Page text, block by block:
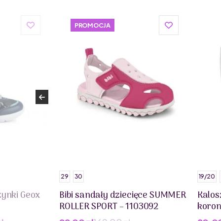
Geox
PROMOCJA
29 30
Bibi sandały dziecięce SUMMER
ROLLER SPORT – 1103092
19/20